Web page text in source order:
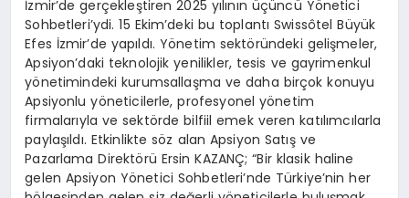
İzmir’de gerçekleştiren 2025 yılının üçüncü Yönetici
Sohbetleri’ydi. 15 Ekim’deki bu toplantı Swissôtel Büyük
Efes İzmir’de yapıldı. Yönetim sektöründeki gelişmeler,
Apsiyon’daki teknolojik yenilikler, tesis ve gayrimenkul
yönetimindeki kurumsallaşma ve daha birçok konuyu
Apsiyonlu yöneticilerle, profesyonel yönetim
firmalarıyla ve sektörde bilfiil emek veren katılımcılarla
paylaşıldı. Etkinlikte söz alan Apsiyon Satış ve
Pazarlama Direktörü Ersin KAZANÇ; “Bir klasik haline
gelen Apsiyon Yönetici Sohbetleri’nde Türkiye’nin her